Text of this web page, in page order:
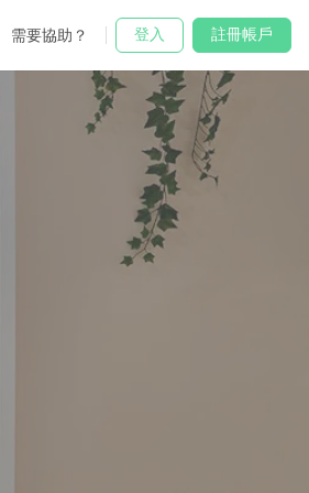
需要協助？ 登入 註冊帳戶